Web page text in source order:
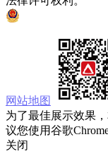
网站地图
为了最佳展示效果
议您使用谷歌
关闭